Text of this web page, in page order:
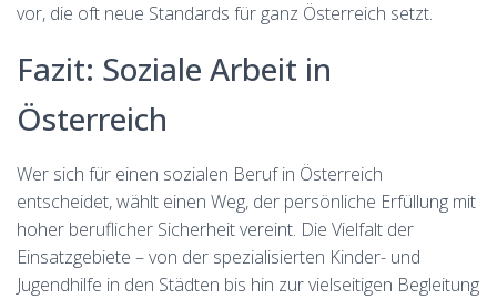
vor, die oft neue Standards für ganz Österreich setzt.
Fazit: Soziale Arbeit in
Österreich
Wer sich für einen sozialen Beruf in Österreich
entscheidet, wählt einen Weg, der persönliche Erfüllung mit
hoher beruflicher Sicherheit vereint. Die Vielfalt der
Einsatzgebiete – von der spezialisierten Kinder- und
Jugendhilfe in den Städten bis hin zur vielseitigen Begleitung